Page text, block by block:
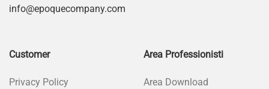
info@epoquecompany.com
Customer
Privacy Policy
Area Professionisti
Area Download